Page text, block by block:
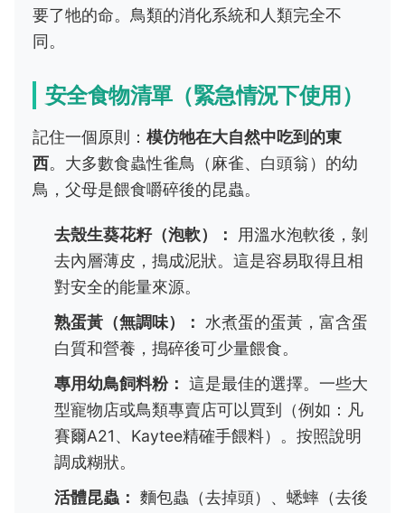
要了牠的命。鳥類的消化系統和人類完全不
同。
安全食物清單（緊急情況下使用）
記住一個原則： 模仿牠在大自然中吃到的東
西。大多數食蟲性雀鳥（麻雀、白頭翁）的幼
鳥，父母是餵食嚼碎後的昆蟲。
去殼生葵花籽（泡軟）：
用溫水泡軟後，剝
去內層薄皮，搗成泥狀。這是容易取得且相
對安全的能量來源。
熟蛋黃（無調味）： 水煮蛋的蛋黃，富含蛋
白質和營養，搗碎後可少量餵食。
專用幼鳥飼料粉： 這是最佳的選擇。一些大
型寵物店或鳥類專賣店可以買到（例如：凡
賽爾A21、Kaytee精確手餵料）。按照說明
調成糊狀。
活體昆蟲： 麵包蟲（去掉頭）、蟋蟀（去後